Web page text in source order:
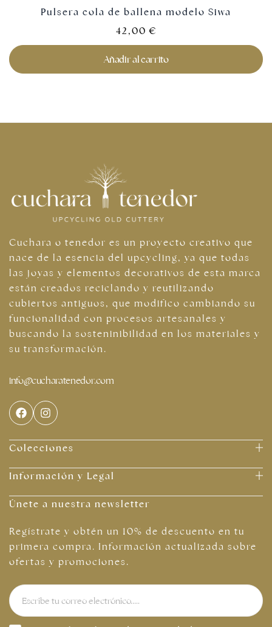
Pulsera cola de ballena modelo Siwa
42,00€
Añadir al carrito
Cuchara o tenedor es un proyecto creativo que
nace de la esencia del upcycling, ya que todas
las joyas y elementos decorativos de esta marca
están creados reciclando y reutilizando
cubiertos antiguos, que modifico cambiando su
funcionalidad con procesos artesanales y
buscando la sosteninibilidad en los materiales y
su transformación.
info@cucharatenedor.com
Colecciones
Información y Legal
Únete a nuestra newsletter
Regístrate y obtén un 10% de descuento en tu
primera compra. Información actualizada sobre
ofertas y promociones.